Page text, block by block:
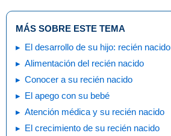
MÁS SOBRE ESTE TEMA
El desarrollo de su hijo: recién nacido
Alimentación del recién nacido
Conocer a su recién nacido
El apego con su bebé
Atención médica y su recién nacido
El crecimiento de su recién nacido